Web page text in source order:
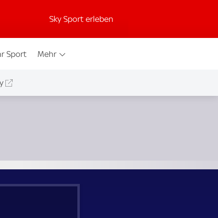
Sky Sport erleben
Sport Mehr